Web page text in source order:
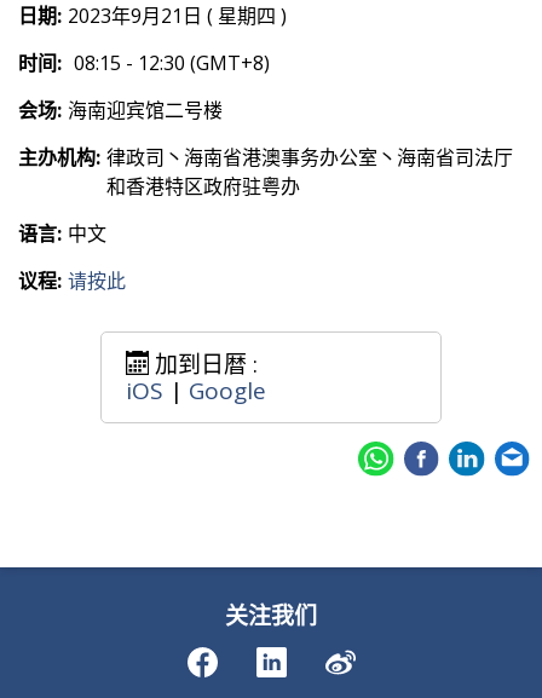
日期: 2023年9月21日 ( 星期四 )
时间: 08:15 - 12:30 (GMT+8)
会场: 海南迎宾馆二号楼
主办机构: 律政司丶海南省港澳事务办公室丶海南省司法厅
和香港特区政府驻粤办
语言: 中文
议程: 请按此
加到日暦 :
iOS | Google
关注我们